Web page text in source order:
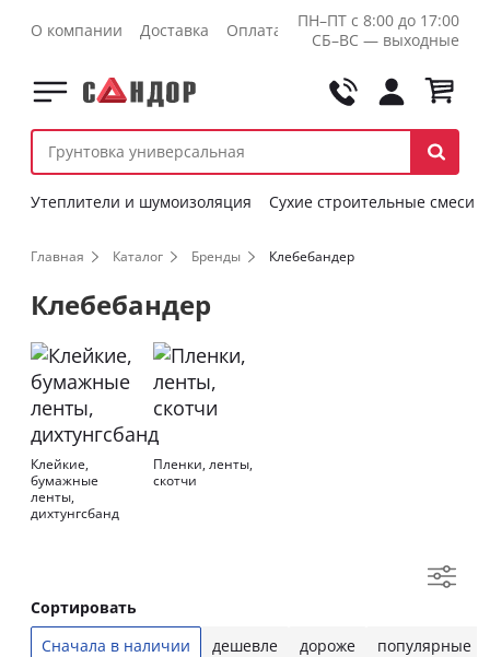
О компании Доставка Оплата Контакты Оптовикам
ПН–ПТ с 8:00 до 17:00
СБ–ВС — выходные
Утеплители и шумоизоляция Сухие строительные смеси
Главная Каталог Бренды Клебебандер
Клебебандер
Клейкие,
бумажные
ленты,
дихтунгсбанд
Пленки, ленты,
скотчи
Сортировать
Сначала в наличии
дешевле дороже популярные